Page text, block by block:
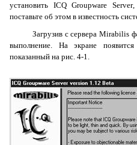
установить ICQ Groupware Server,
поставьте об этом в известность
Загрузив с сервераMirabilis
выполнение. На экране появится
показанный на рис. 4-1.